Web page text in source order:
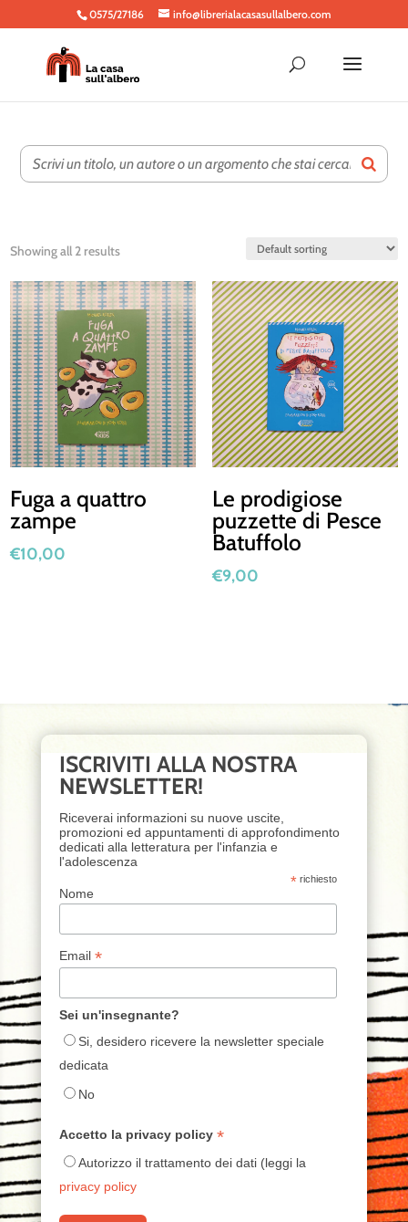
0575/27186 info@librerialacasasullalbero.com
Showing all 2 results
Fuga a quattro
zampe
€10,00
Le prodigiose
puzzette di Pesce
Batuffolo
€9,00
ISCRIVITI ALLA NOSTRA
NEWSLETTER!
Riceverai informazioni su nuove uscite,
promozioni ed appuntamenti di approfondimento
dedicati alla letteratura per l'infanzia e
l'adolescenza
* richiesto
Nome
Email *
Sei un'insegnante?
Si, desidero ricevere la newsletter speciale
dedicata
No
Accetto la privacy policy *
Autorizzo il trattamento dei dati (leggi la
privacy policy